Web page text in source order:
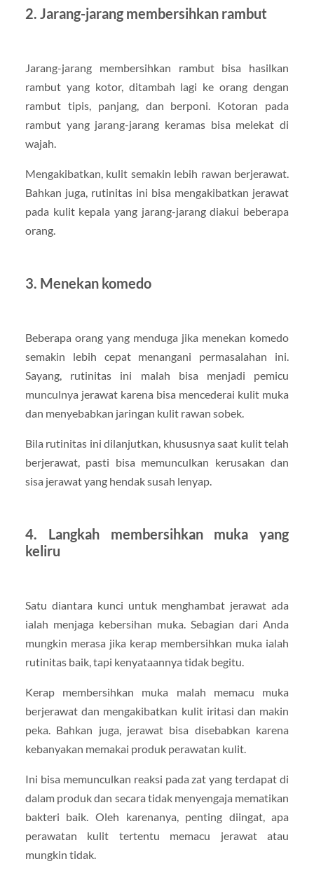
2. Jarang-jarang membersihkan rambut
Jarang-jarang membersihkan rambut bisa hasilkan
rambut yang kotor, ditambah lagi ke orang dengan
rambut tipis, panjang, dan berponi. Kotoran pada
rambut yang jarang-jarang keramas bisa melekat di
wajah.
Mengakibatkan, kulit semakin lebih rawan berjerawat.
Bahkan juga, rutinitas ini bisa mengakibatkan jerawat
pada kulit kepala yang jarang-jarang diakui beberapa
orang.
3. Menekan komedo
Beberapa orang yang menduga jika menekan komedo
semakin lebih cepat menangani permasalahan ini.
Sayang, rutinitas ini malah bisa menjadi pemicu
munculnya jerawat karena bisa mencederai kulit muka
dan menyebabkan jaringan kulit rawan sobek.
Bila rutinitas ini dilanjutkan, khususnya saat kulit telah
berjerawat, pasti bisa memunculkan kerusakan dan
sisa jerawat yang hendak susah lenyap.
4. Langkah membersihkan muka yang
keliru
Satu diantara kunci untuk menghambat jerawat ada
ialah menjaga kebersihan muka. Sebagian dari Anda
mungkin merasa jika kerap membersihkan muka ialah
rutinitas baik, tapi kenyataannya tidak begitu.
Kerap membersihkan muka malah memacu muka
berjerawat dan mengakibatkan kulit iritasi dan makin
peka. Bahkan juga, jerawat bisa disebabkan karena
kebanyakan memakai produk perawatan kulit.
Ini bisa memunculkan reaksi pada zat yang terdapat di
dalam produk dan secara tidak menyengaja mematikan
bakteri baik. Oleh karenanya, penting diingat, apa
perawatan kulit tertentu memacu jerawat atau
mungkin tidak.